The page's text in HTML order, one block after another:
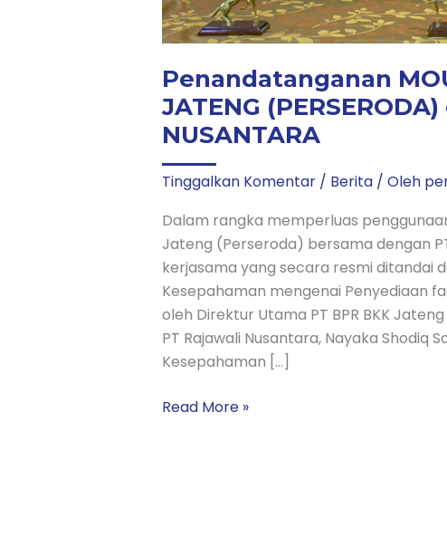
Penandatanganan
JATENG
NUSANTARA
Tinggalkan Komentar / Berita/ Oleh
Dalam rangka memperluas
Jateng (Perseroda) bersama dengan
kerjasama yang secara resmi ditandai
Kesepahaman mengenai Penyediaan
oleh Direktur Utama PT BPR BKK
PT Rajawali Nusantara, Nayaka Shodiq
Kesepahaman […]
Read More »